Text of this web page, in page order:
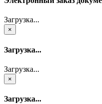
Загрузка...
×
Загрузка...
Загрузка...
×
Загрузка...